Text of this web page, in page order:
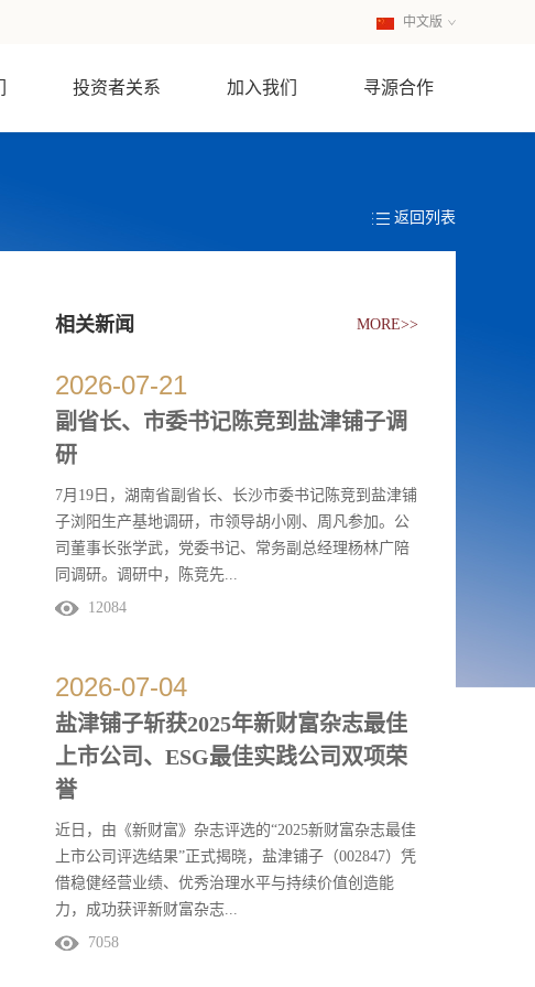
中文版
投资者关系 加入我们 寻源合作
返回列表
相关新闻 MORE>>
2026-07-21
副省长、市委书记陈竞到盐津铺子调
研
7月19日，湖南省副省长、长沙市委书记陈竞到盐津铺
子浏阳生产基地调研，市领导胡小刚、周凡参加。公
司董事长张学武，党委书记、常务副总经理杨林广陪
同调研。调研中，陈竞先...
售、产品研发、数字化转型等情况，对盐津铺子上市
以来持续高质量发展表示祝贺，对魔芋、鹌鹑蛋等产
品研发创新给予充分肯定。希望企业充分发挥龙头带
动作用，用好优质农副产品资源，让更多农民成为企
业发展的...
12084
2026-07-04
盐津铺子斩获2025年新财富杂志最佳
上市公司、ESG最佳实践公司双项荣
誉
近日，由《新财富》杂志评选的“2025新财富杂志最佳
上市公司评选结果”正式揭晓，盐津铺子（002847）凭
借稳健经营业绩、优秀治理水平与持续价值创造能
力，成功获评新财富杂志...
7058